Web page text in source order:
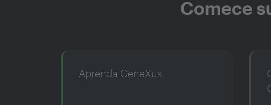
Comece
Aprenda GeneXus